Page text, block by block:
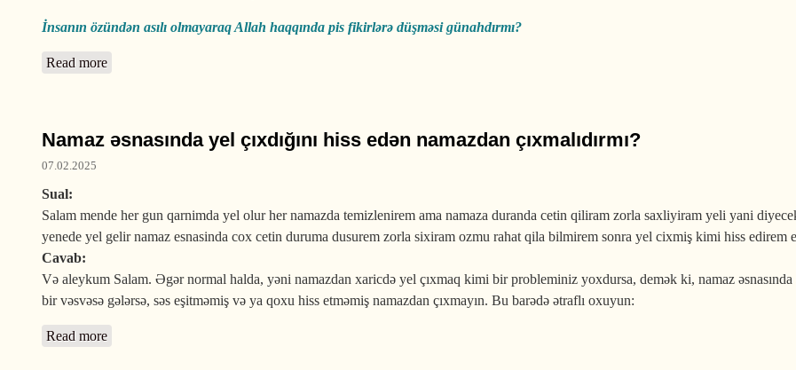
İnsanın özündən asılı olmayaraq Allah haqqında pis fikirlərə düşməsi günahdırmı?
Read more
Namaz əsnasında yel çıxdığını hiss edən namazdan çıxmalıdırmı?
07.02.2025
Sual:
Salam mende her gun qarnimda yel olur her namazda temizlenirem ama namaza duranda cetin qiliram zorla saxliyiram yeli yani
yenede yel gelir namaz esnasinda cox cetin duruma dusurem zorla sixiram ozmu rahat qila bilmirem sonra yel cixmiş kimi hiss edirem
Cavab:
Və aleykum Salam. Əgər normal halda, yəni namazdan xaricdə yel çıxmaq kimi bir probleminiz yoxdursa, demək ki, namaz əsnasında
bir vəsvəsə gələrsə, səs eşitməmiş və ya qoxu hiss etməmiş namazdan çıxmayın. Bu barədə ətraflı oxuyun:
Read more